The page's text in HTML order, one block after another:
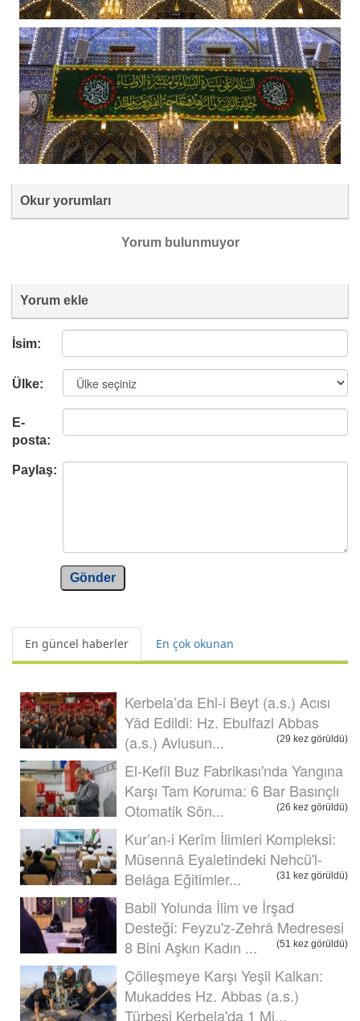
Okur yorumları
Yorum bulunmuyor
Yorum ekle
İsim:
Ülke:
E-
posta:
Paylaş:
Gönder
En güncel haberler En çok okunan
Kerbela’da Ehl-i Beyt (a.s.) Acısı
Yâd Edildi: Hz. Ebulfazl Abbas
(a.s.) Avlusun...
(29 kez görüldü)
El-Kefîl Buz Fabrikası'nda Yangına
Karşı Tam Koruma: 6 Bar Basınçlı
Otomatik Sön...
(26 kez görüldü)
Kur’an-i Kerîm İlimleri Kompleksi:
Müsennâ Eyaletindeki Nehcü'l-
Belâga Eğitimler...
(31 kez görüldü)
Babil Yolunda İlim ve İrşad
Desteği: Feyzu'z-Zehrâ Medresesi
8 Bini Aşkın Kadın ...
(51 kez görüldü)
Çölleşmeye Karşı Yeşil Kalkan:
Mukaddes Hz. Abbas (a.s.)
Türbesi Kerbela'da 1 Mi...